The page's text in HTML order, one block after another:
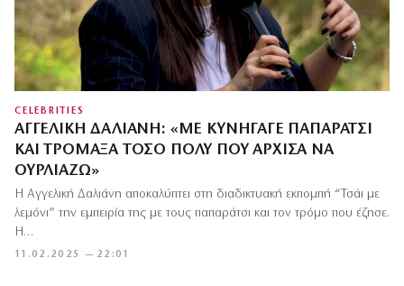
CELEBRITIES
ΑΓΓΕΛΙΚΉ ΔΑΛΙΆΝΗ: «ΜΕ ΚΥΝΉΓΑΓΕ ΠΑΠΑΡΆΤΣΙ
ΚΑΙ ΤΡΌΜΑΞΑ ΤΌΣΟ ΠΟΛΎ ΠΟΥ ΆΡΧΙΣΑ ΝΑ
ΟΥΡΛΙΆΖΩ»
11.02.2025 — 22:01
Η Αγγελική Δαλιάνη αποκαλύπτει στη διαδικτυακή εκπομπή “Τσάι με
λεμόνι” την εμπειρία της με τους παπαράτσι και τον τρόμο που έζησε.
Η…